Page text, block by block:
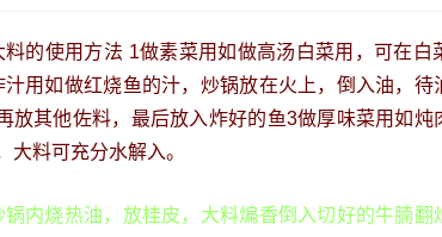
料的使用方法 1做素菜用如做高汤白菜用，可在
汁用如做红烧鱼的汁，炒锅放在火上，倒入油，
放其他佐料，最后放入炸好的鱼3做厚味菜用如
大料可充分水解入。
锅内烧热油，放桂皮，大料煸香倒入切好的牛腩翻